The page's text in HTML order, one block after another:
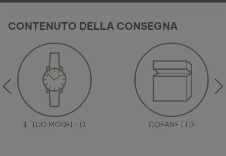
CONTENUTO DELLA CONSEGNA
IL TUO MODELLO COFANETTO